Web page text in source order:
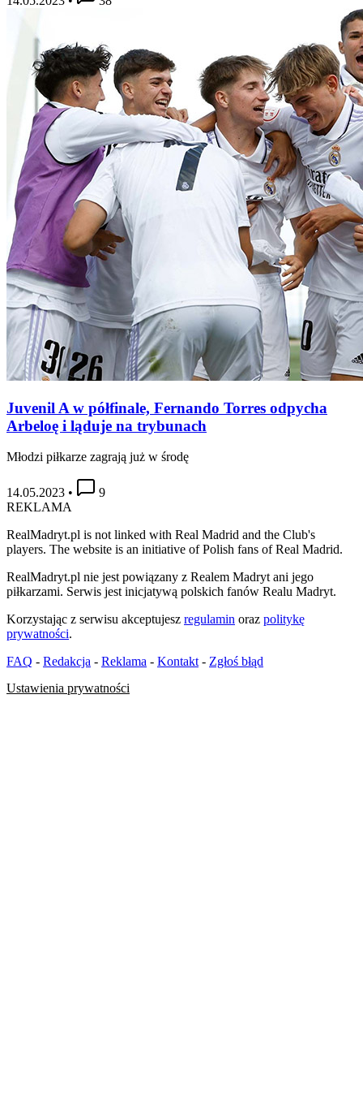
Juvenil A w półfinale, Fernando Torres odpycha
Arbeloę i ląduje na trybunach
Młodzi piłkarze zagrają już w środę
14.05.2023 •
9
REKLAMA
RealMadryt.pl is not linked with Real Madrid and the Club's
players. The website is an initiative of Polish fans of Real Madrid.
RealMadryt.pl nie jest powiązany z Realem Madryt ani jego
piłkarzami. Serwis jest inicjatywą polskich fanów Realu Madryt.
Korzystając z serwisu akceptujesz regulamin oraz politykę
prywatności.
FAQ - Redakcja - Reklama - Kontakt - Zgłoś błąd
Ustawienia prywatności